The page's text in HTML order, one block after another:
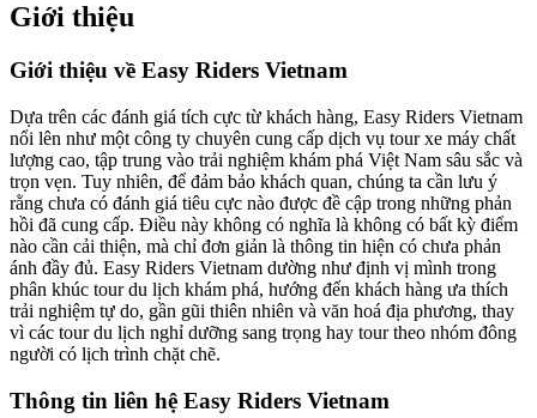
Giới thiệu
Giới thiệu về Easy Riders Vietnam
Dựa trên các đánh giá tích cực từ khách hàng, Easy Riders Vietnam
nổi lên như một công ty chuyên cung cấp dịch vụ tour xe máy chất
lượng cao, tập trung vào trải nghiệm khám phá Việt Nam sâu sắc và
trọn vẹn. Tuy nhiên, để đảm bảo khách quan, chúng ta cần lưu ý
rằng chưa có đánh giá tiêu cực nào được đề cập trong những phản
hồi đã cung cấp. Điều này không có nghĩa là không có bất kỳ điểm
nào cần cải thiện, mà chỉ đơn giản là thông tin hiện có chưa phản
ánh đầy đủ. Easy Riders Vietnam dường như định vị mình trong
phân khúc tour du lịch khám phá, hướng đến khách hàng ưa thích
trải nghiệm tự do, gần gũi thiên nhiên và văn hoá địa phương, thay
vì các tour du lịch nghỉ dưỡng sang trọng hay tour theo nhóm đông
người có lịch trình chặt chẽ.
Thông tin liên hệ Easy Riders Vietnam